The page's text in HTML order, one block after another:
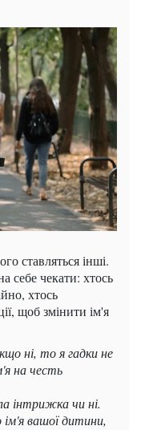
ставляться інші.
себе чекати: хтось
хтось
щоб змінити ім'я
ні, то я гадки не
на честь
інтрижка чи ні.
ім'я вашої дитини,